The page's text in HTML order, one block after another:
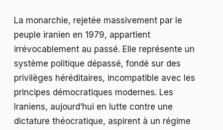
La monarchie, rejetée massivement par le
peuple iranien en 1979, appartient
irrévocablement au passé. Elle représente un
système politique dépassé, fondé sur des
privilèges héréditaires, incompatible avec les
principes démocratiques modernes. Les
Iraniens, aujourd’hui en lutte contre une
dictature théocratique, aspirent à un régime